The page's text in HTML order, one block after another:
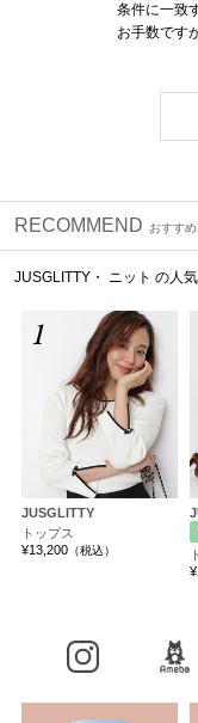
条件に一致
お手数です
RECOMMEND おすす
JUSGLITTY・ ニット の人
1
JUSGLITTY
トップス
¥13,200（税込）